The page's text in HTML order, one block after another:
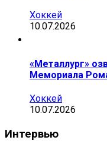
Хоккей
10.07.2026
«Металлург»
Мемориала
Хоккей
10.07.2026
Интервью